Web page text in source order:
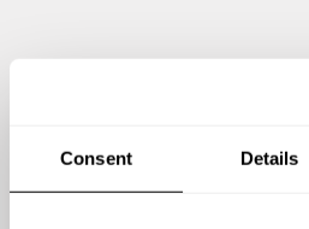
Consent Details